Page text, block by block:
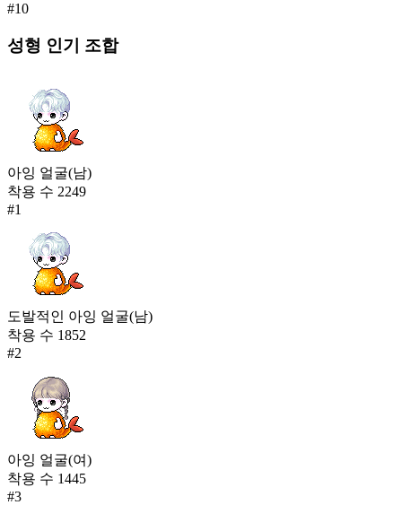
#10
성형 인기 조합
아잉 얼굴(남)
착용 수 2249
#1
도발적인 아잉 얼굴(남)
착용 수 1852
#2
아잉 얼굴(여)
착용 수 1445
#3